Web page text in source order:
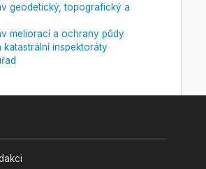
geodetický, topografický a
meliorací a ochrany půdy
katastrální inspektoráty